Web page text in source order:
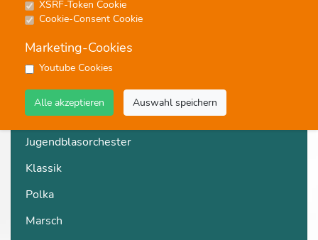
XSRF-Token Cookie
Cookie-Consent Cookie
Marketing-Cookies
Youtube Cookies
Alle akzeptieren Auswahl speichern
112 Ergebnisse - Seite 1 von 6 - Treffer 1 von 20
Konzertmusik
Weihnacht
Blasorchester
Jugendblasorchester
Klassik
Polka
Marsch